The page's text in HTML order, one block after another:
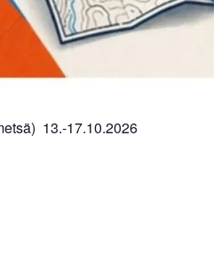
13.-17.10.2026